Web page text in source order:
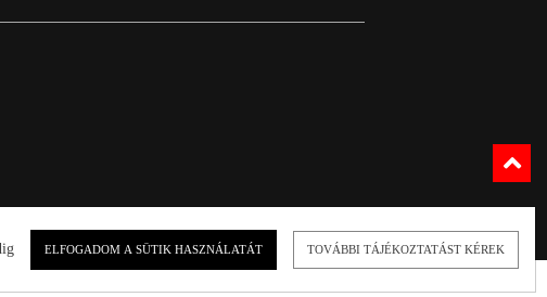
ELFOGADOM A SÜTIK HASZNÁLATÁT TOVÁBBI TÁJÉKOZTATÁST KÉREK